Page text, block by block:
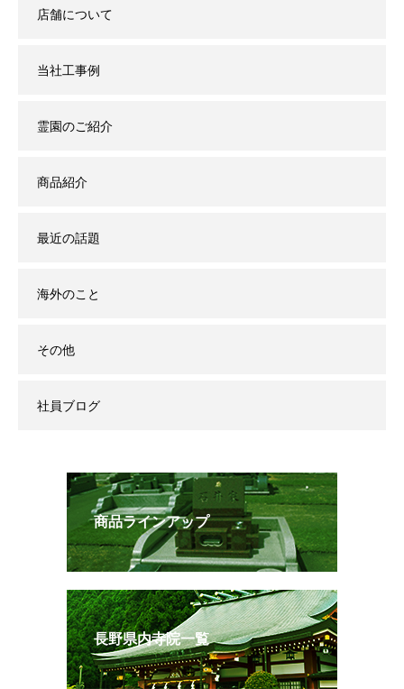
店舗について
当社工事例
霊園のご紹介
商品紹介
最近の話題
海外のこと
その他
社員ブログ
商品ラインアップ
長野県内寺院一覧